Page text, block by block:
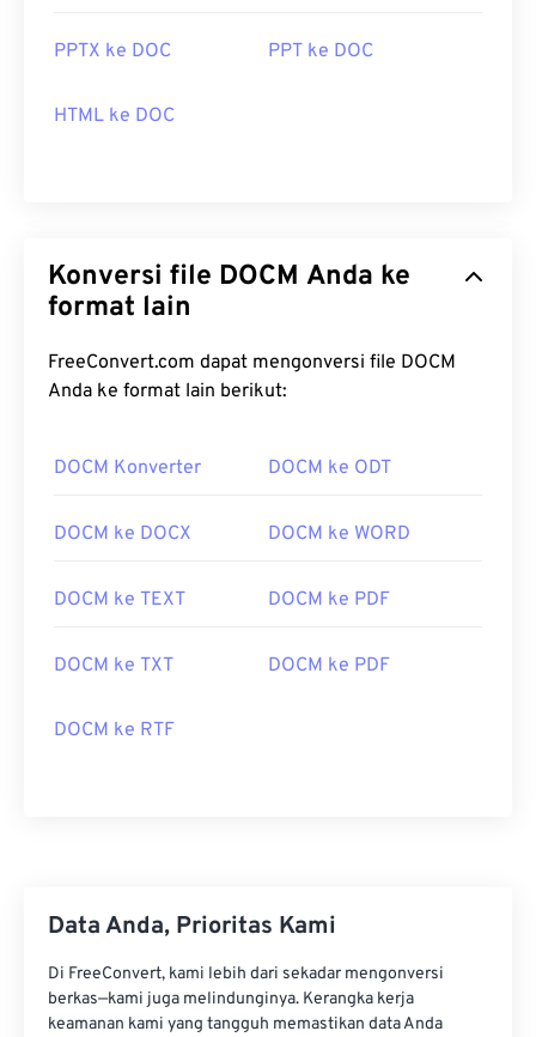
PPTX ke DOC PPT ke DOC
HTML ke DOC
Konversi file DOCM Anda ke
format lain
FreeConvert.com dapat mengonversi file DOCM
Anda ke format lain berikut:
DOCM Konverter DOCM ke ODT
DOCM ke DOCX DOCM ke WORD
DOCM ke TEXT DOCM ke PDF
DOCM ke TXT DOCM ke PDF
DOCM ke RTF
Data Anda, Prioritas Kami
Di FreeConvert, kami lebih dari sekadar mengonversi
berkas—kami juga melindunginya. Kerangka kerja
keamanan kami yang tangguh memastikan data Anda